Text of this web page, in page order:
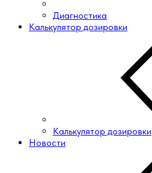
Диагностика
Калькулятор дозировки
Калькулятор дозировки
Новости